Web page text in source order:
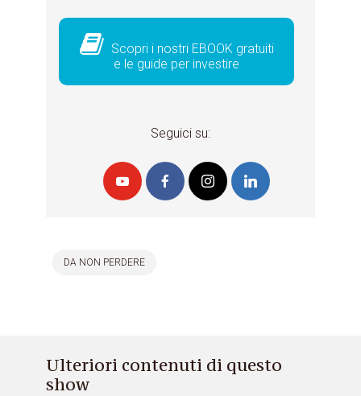
Scopri i nostri EBOOK gratuiti
e le guide per investire
Seguici su:
DA NON PERDERE
Ulteriori contenuti di questo
show